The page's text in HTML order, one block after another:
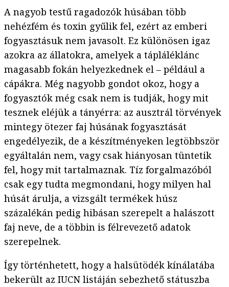
A nagyob testű ragadozók húsában több
nehézfém és toxin gyűlik fel, ezért az emberi
fogyasztásuk nem javasolt. Ez különösen igaz
azokra az állatokra, amelyek a tápláléklánc
magasabb fokán helyezkednek el – például a
cápákra. Még nagyobb gondot okoz, hogy a
fogyasztók még csak nem is tudják, hogy mit
tesznek eléjük a tányérra: az ausztrál törvények
mintegy ötezer faj húsának fogyasztását
engedélyezik, de a készítményeken legtöbbször
egyáltalán nem, vagy csak hiányosan tüntetik
fel, hogy mit tartalmaznak. Tíz forgalmazóból
csak egy tudta megmondani, hogy milyen hal
húsát árulja, a vizsgált termékek húsz
százalékán pedig hibásan szerepelt a halászott
faj neve, de a többin is félrevezető adatok
szerepelnek.
Így történhetett, hogy a halsütödék kínálatába
bekerült az IUCN listáján sebezhető státuszba